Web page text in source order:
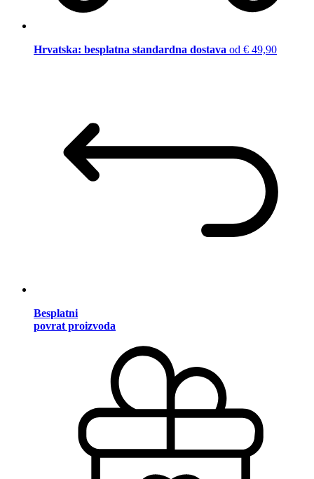
Hrvatska: besplatna standardna dostava od € 49,90
Besplatni
povrat proizvoda